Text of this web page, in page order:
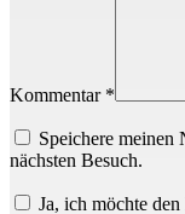
Kommentar *
Speichere meinen
nächsten Besuch.
Ja, ich möchte